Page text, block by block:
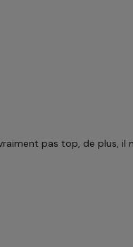
pas top, de plus, il